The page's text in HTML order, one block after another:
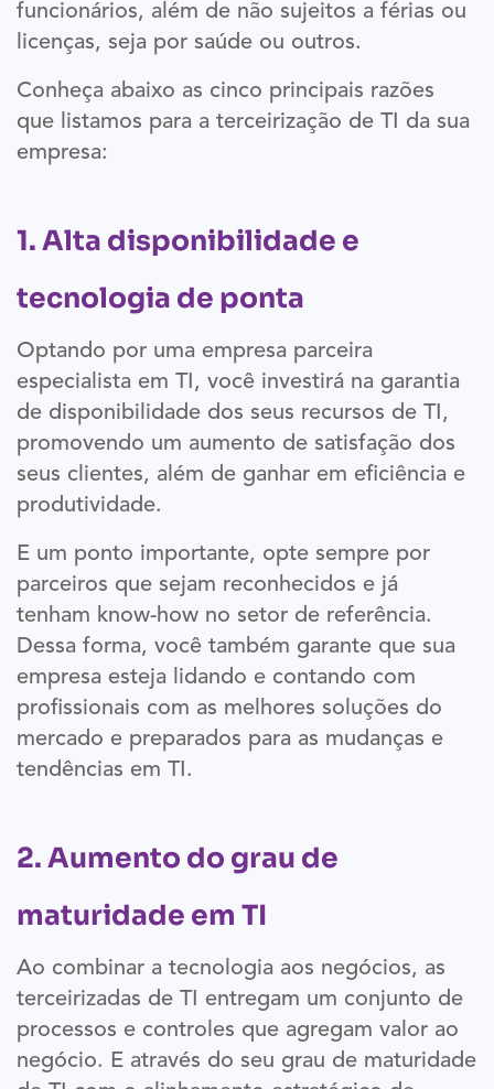
funcionários, além de não sujeitos a férias ou
licenças, seja por saúde ou outros.
Conheça abaixo as cinco principais razões
que listamos para a terceirização de TI da sua
empresa:
1. Alta disponibilidade e
tecnologia de ponta
Optando por uma empresa parceira
especialista em TI, você investirá na garantia
de disponibilidade dos seus recursos de TI,
promovendo um aumento de satisfação dos
seus clientes, além de ganhar em eficiência e
produtividade.
E um ponto importante, opte sempre por
parceiros que sejam reconhecidos e já
tenham know-how no setor de referência.
Dessa forma, você também garante que sua
empresa esteja lidando e contando com
profissionais com as melhores soluções do
mercado e preparados para as mudanças e
tendências em TI.
2. Aumento do grau de
maturidade em TI
Ao combinar a tecnologia aos negócios, as
terceirizadas de TI entregam um conjunto de
processos e controles que agregam valor ao
negócio. E através do seu grau de maturidade